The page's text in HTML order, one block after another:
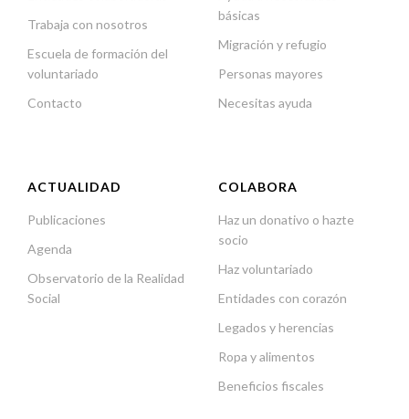
Trabaja con nosotros
Escuela de formación del
voluntariado
Contacto
básicas
Migración y refugio
Personas mayores
Necesitas ayuda
ACTUALIDAD
Publicaciones
Agenda
Observatorio de la Realidad
Social
COLABORA
Haz un donativo o hazte
socio
Haz voluntariado
Entidades con corazón
Legados y herencias
Ropa y alimentos
Beneficios fiscales